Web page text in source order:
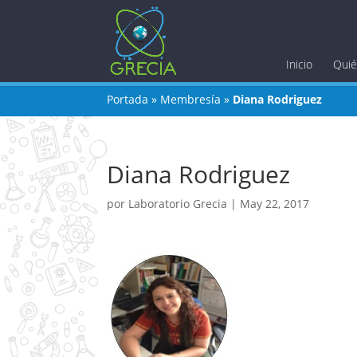
Inicio
Portada » Membresía » Diana Rodriguez
Diana Rodriguez
por Laboratorio Grecia | May 22, 2017